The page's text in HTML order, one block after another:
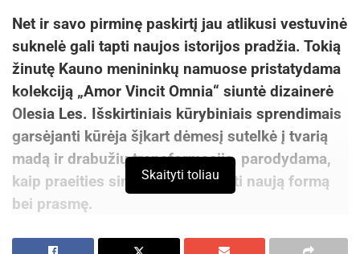
Net ir savo pirminę paskirtį jau atlikusi vestuvinė
suknelė gali tapti naujos istorijos pradžia. Tokią
žinutę Kauno menininkų namuose pristatydama
kolekciją „Amor Vincit Omnia“ siuntė dizainerė
Olesia Les. Išskirtiniais kūrybiniais sprendimais
garsėjanti kūrėja šįkart dėmesį sutelkė į tvarią
madą ir drabužių transformaciją, parodydama,
kaip praeities simboliai gali įgauti naują formą
bei prasmę.
Iš dėvėtų vestuvinių suknelių sukurtų drabužių
Skaityti toliau